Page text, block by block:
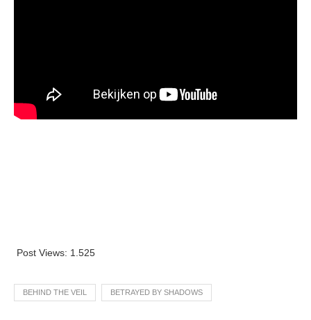
Post Views: 1.525
BEHIND THE VEIL BETRAYED BY SHADOWS